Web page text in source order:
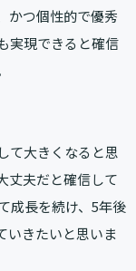
かつ個性的で優秀
実現できると確信
て大きくなると思
丈夫だと確信して
成長を続け、5年後
いきたいと思いま